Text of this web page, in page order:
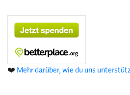
❤️ Mehr darüber, wie du uns